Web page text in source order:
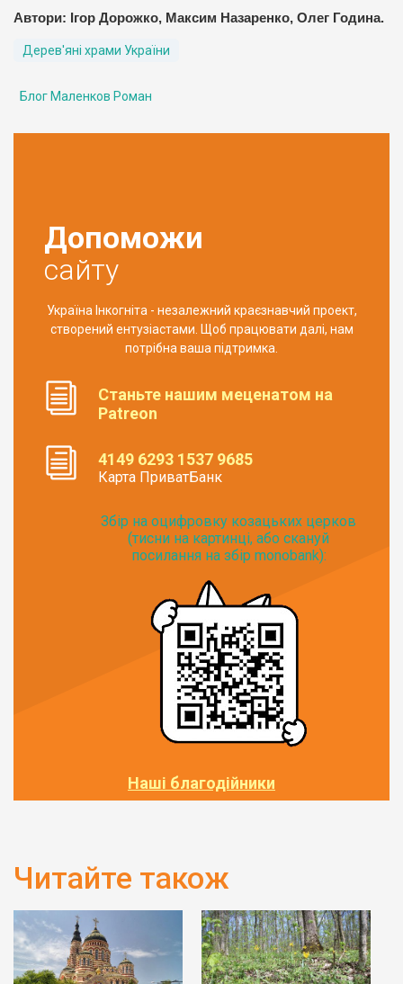
Автори: Ігор Дорожко, Максим Назаренко, Олег Година.
Дерев'яні храми України
Блог Маленков Роман
Допоможи
сайту
Україна Інкогніта - незалежний краєзнавчий проект,
створений ентузіастами. Щоб працювати далі, нам
потрібна ваша підтримка.
Станьте нашим меценатом на
Patreon
4149 6293 1537 9685
Карта ПриватБанк
Збір на оцифровку козацьких церков
(тисни на картинці, або скануй
посилання на збір monobank):
Наші благодійники
Читайте також